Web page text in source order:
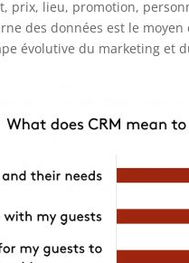
prix, lieu, promotion,
des données est le moyen
évolutive du marketing et